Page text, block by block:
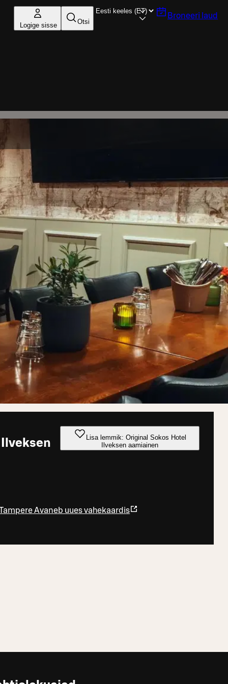
Logige sisse Otsi
Broneeri laud
Lisa lemmik: Original Sokos Hotel
Ilveksen aamiainen
Avaneb uues vahekaardis